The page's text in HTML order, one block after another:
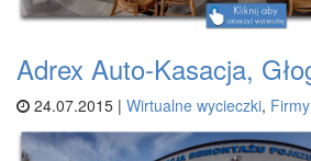
Adrex Auto-Kasacja,
24.07.2015 | Wirtualne wycieczki, Firmy